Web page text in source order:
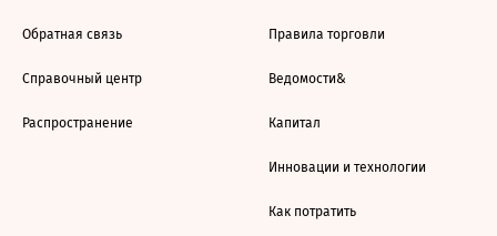
Обратная связь
Справочный центр
Распространение
Правила торговли
Ведомости&
Капитал
Инновации и технологии
Как потратить